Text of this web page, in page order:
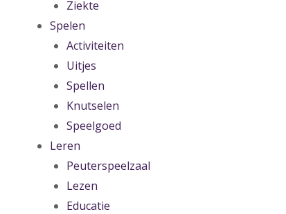
Ziekte
Spelen
Activiteiten
Uitjes
Spellen
Knutselen
Speelgoed
Leren
Peuterspeelzaal
Lezen
Educatie